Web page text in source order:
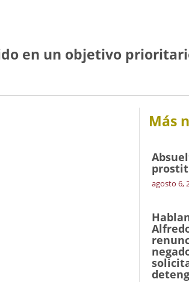
en un objetivo
Más
agosto 6,